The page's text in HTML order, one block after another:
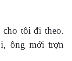
cho tôi đi theo.
ông mới trợn